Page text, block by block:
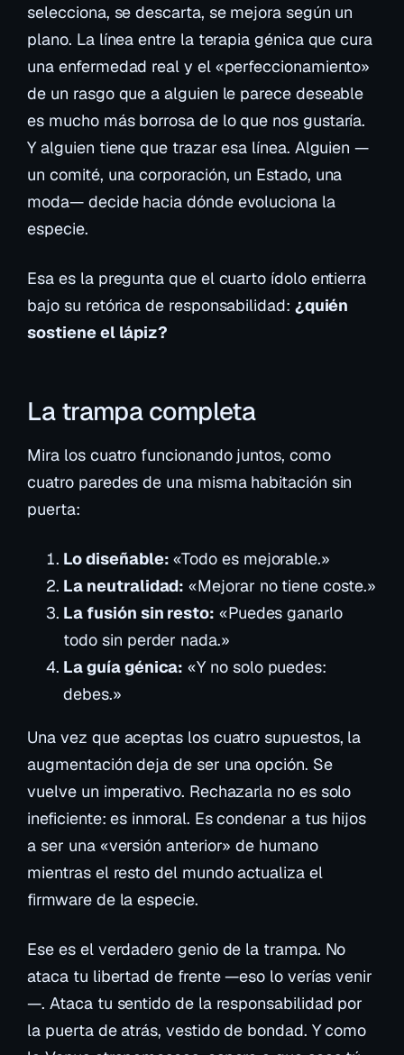
selecciona, se descarta, se mejora según un
plano. La línea entre la terapia génica que cura
una enfermedad real y el «perfeccionamiento»
de un rasgo que a alguien le parece deseable
es mucho más borrosa de lo que nos gustaría.
Y alguien tiene que trazar esa línea. Alguien —
un comité, una corporación, un Estado, una
moda— decide hacia dónde evoluciona la
especie.
Esa es la pregunta que el cuarto ídolo entierra
bajo su retórica de responsabilidad: ¿quién
sostiene el lápiz?
La trampa completa
Mira los cuatro funcionando juntos, como
cuatro paredes de una misma habitación sin
puerta:
Lo diseñable: «Todo es mejorable.»
La neutralidad: «Mejorar no tiene coste.»
La fusión sin resto: «Puedes ganarlo
todo sin perder nada.»
La guía génica: «Y no solo puedes:
debes.»
Una vez que aceptas los cuatro supuestos, la
augmentación deja de ser una opción. Se
vuelve un imperativo. Rechazarla no es solo
ineficiente: es inmoral. Es condenar a tus hijos
a ser una «versión anterior» de humano
mientras el resto del mundo actualiza el
firmware de la especie.
Ese es el verdadero genio de la trampa. No
ataca tu libertad de frente —eso lo verías venir
—. Ataca tu sentido de la responsabilidad por
la puerta de atrás, vestido de bondad. Y como